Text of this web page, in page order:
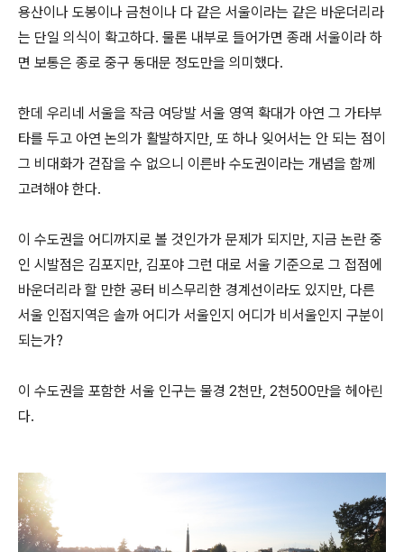
용산이나 도봉이나 금천이나 다 같은 서울이라는 같은 바운더리라
는 단일 의식이 확고하다. 물론 내부로 들어가면 종래 서울이라 하
면 보통은 종로 중구 동대문 정도만을 의미했다.
한데 우리네 서울을 작금 여당발 서울 영역 확대가 아연 그 가타부
타를 두고 아연 논의가 활발하지만, 또 하나 잊어서는 안 되는 점이
그 비대화가 걷잡을 수 없으니 이른바 수도권이라는 개념을 함께
고려해야 한다.
이 수도권을 어디까지로 볼 것인가가 문제가 되지만, 지금 논란 중
인 시발점은 김포지만, 김포야 그런 대로 서울 기준으로 그 접점에
바운더리라 할 만한 공터 비스무리한 경계선이라도 있지만, 다른
서울 인접지역은 솔까 어디가 서울인지 어디가 비서울인지 구분이
되는가?
이 수도권을 포함한 서울 인구는 물경 2천만, 2천500만을 헤아린
다.